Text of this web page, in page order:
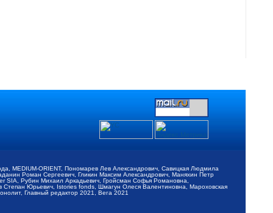
MEDIUM-ORIENT, Пономарев Лев Александрович, Савицкая Людмила
Роман Сергеевич, Гликин Максим Александрович, Маняхин Петр
Рубин Михаил Аркадьевич, Гройсман Софья Романовна,
Юрьевич, Istories fonds, Шмагун Олеся Валентиновна, Мароховская
Главный редактор 2021, Вега 2021